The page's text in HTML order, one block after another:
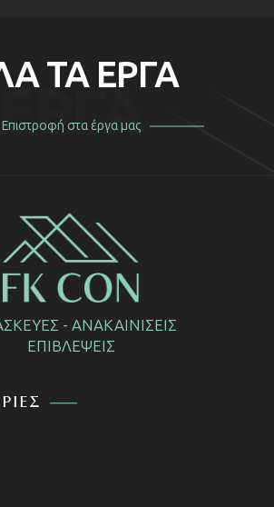
ΕΡΓΑ
ΤΑ ΕΡΓΑ
Επιστροφή στα έργα μας
- ΑΝΑΚΑΙΝΙΣΕΙΣ
ΕΠΙΒΛΕΨΕΙΣ